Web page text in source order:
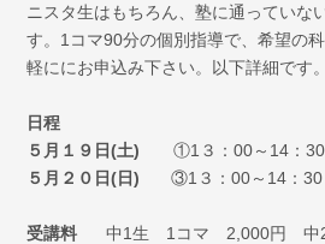
ニスタ生はもちろん、塾に通っていな
す。1コマ90分の個別指導で、希望の
軽ににお申込み下さい。以下詳細です。
日程
５月１９日(土)①1３：00～14：
５月２０日(日)③1３：00～14：
受講料中1生 1コマ 2,000円